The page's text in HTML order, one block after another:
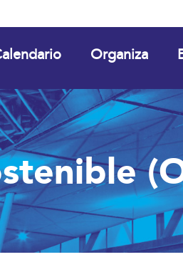
Organiza